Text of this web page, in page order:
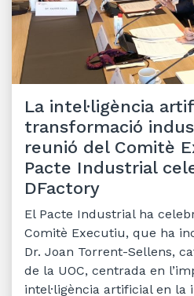
La intel·ligència
transformació
reunió del Comitè
Pacte Industrial
DFactory
El Pacte Industrial ha
Comitè Executiu, que ha
Dr. Joan Torrent-Sellens,
de la UOC, centrada en
intel·ligència artificial en la